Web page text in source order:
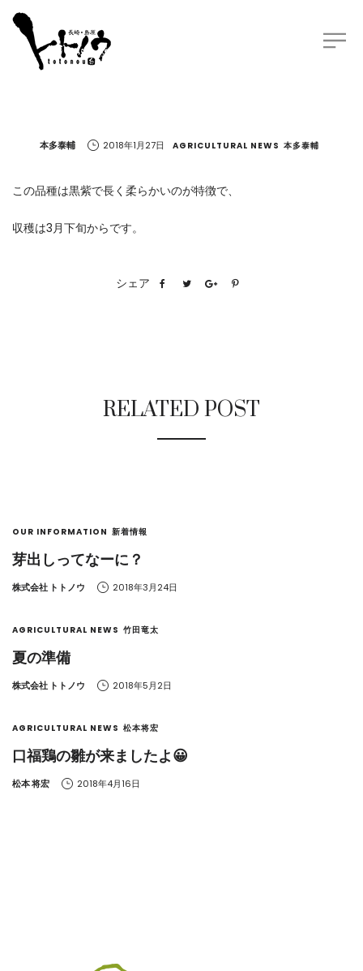
by
本多泰輔 2018年1月27日 AGRICULTURAL NEWS 本多泰輔
この品種は黒紫で長く柔らかいのが特徴で、
収穫は3月下旬からです。
シェア
RELATED POST
OUR INFORMATION 新着情報
芽出しってなーに？
by
株式会社 トトノウ 2018年3月24日
AGRICULTURAL NEWS 竹田竜太
夏の準備
by
株式会社 トトノウ 2018年5月2日
AGRICULTURAL NEWS 松本将宏
口福鶏の雛が来ましたよ😀
by
松本 将宏 2018年4月16日